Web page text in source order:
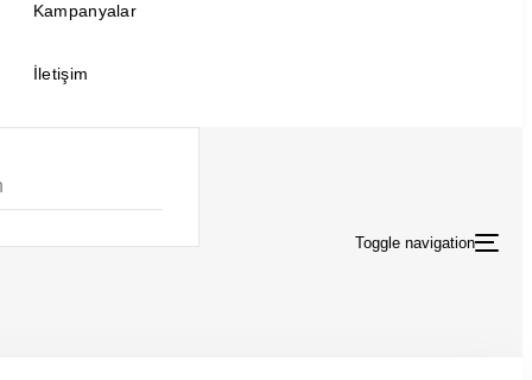
Kampanyalar
İletişim
Toggle navigation